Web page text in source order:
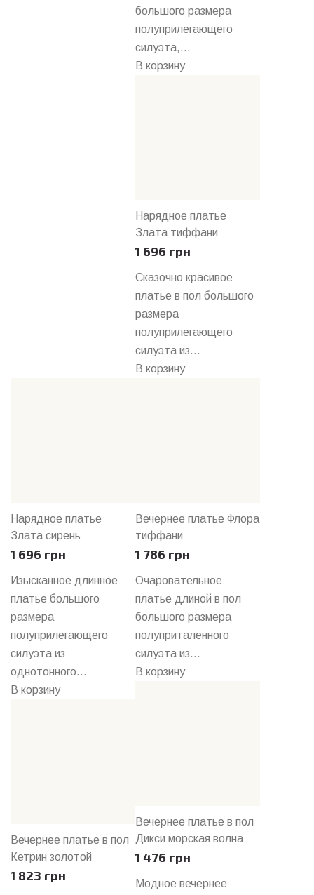
большого размера
полуприлегающего
силуэта,...
В корзину
Нарядное платье
Злата тиффани
1 696 грн
Сказочно красивое
платье в пол большого
размера
полуприлегающего
силуэта из...
В корзину
Нарядное платье
Злата сирень
1 696 грн
Изысканное длинное
платье большого
размера
полуприлегающего
силуэта из
однотонного...
В корзину
Вечернее платье в пол
Кетрин золотой
1 823 грн
Вечернее платье Флора
тиффани
1 786 грн
Очаровательное
платье длиной в пол
большого размера
полуприталенного
силуэта из...
В корзину
Вечернее платье в пол
Дикси морская волна
1 476 грн
Модное вечернее